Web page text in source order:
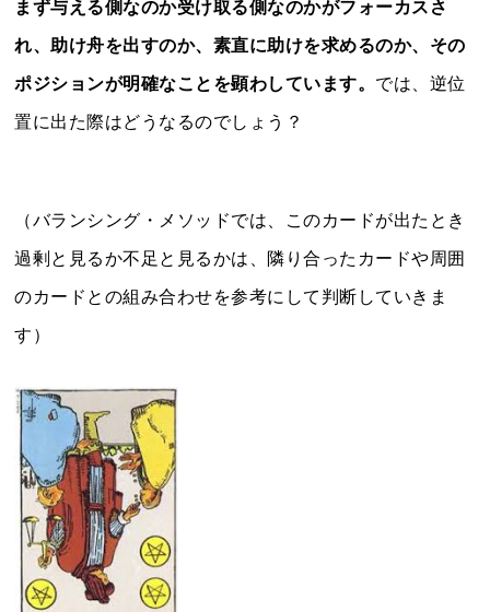
まず与える側なのか受け取る側なのかがフォーカスさ
れ、助け舟を出すのか、素直に助けを求めるのか、その
ポジションが明確なことを顕わしています。 では、逆位
置に出た際はどうなるのでしょう？
（バランシング・メソッドでは、このカードが出たとき
過剰と見るか不足と見るかは、隣り合ったカードや周囲
のカードとの組み合わせを参考にして判断していきま
す）